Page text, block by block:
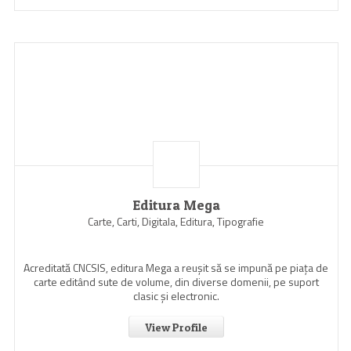
Editura Mega
Carte, Carti, Digitala, Editura, Tipografie
Acreditată CNCSIS, editura Mega a reuşit să se impună pe piaţa de
carte editând sute de volume, din diverse domenii, pe suport
clasic şi electronic.
View Profile